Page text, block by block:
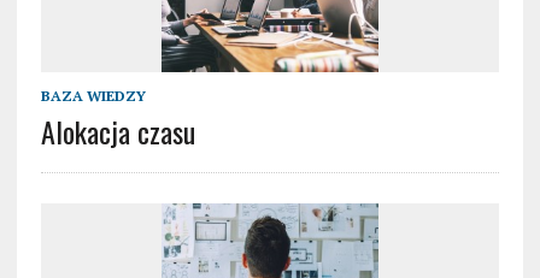
BAZA WIEDZY
Alokacja czasu